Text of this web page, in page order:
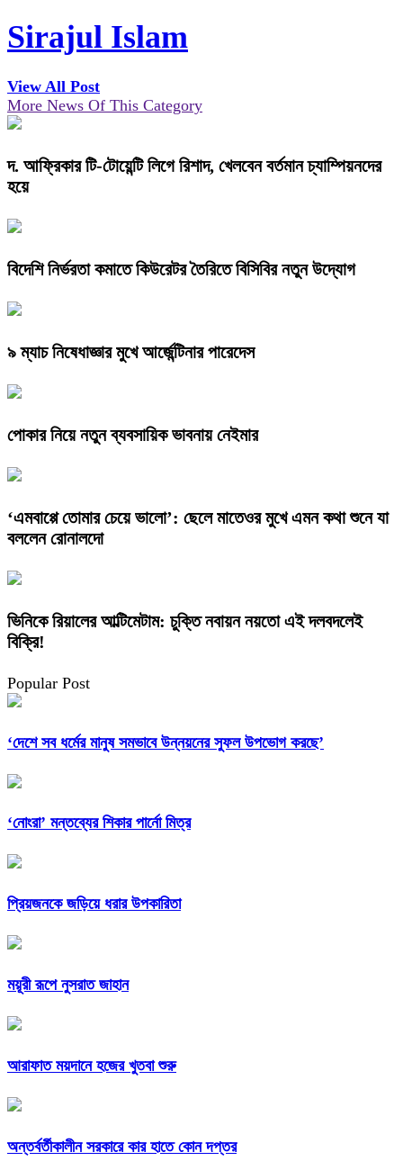
Sirajul Islam
View All Post
More News Of This Category
দ. আফ্রিকার টি-টোয়েন্টি লিগে রিশাদ, খেলবেন বর্তমান চ্যাম্পিয়নদের
হয়ে
বিদেশি নির্ভরতা কমাতে কিউরেটর তৈরিতে বিসিবির নতুন উদ্যোগ
৯ ম্যাচ নিষেধাজ্ঞার মুখে আর্জেন্টিনার পারেদেস
পোকার নিয়ে নতুন ব্যবসায়িক ভাবনায় নেইমার
‘এমবাপ্পে তোমার চেয়ে ভালো’: ছেলে মাতেওর মুখে এমন কথা শুনে যা
বললেন রোনালদো
ভিনিকে রিয়ালের আল্টিমেটাম: চুক্তি নবায়ন নয়তো এই দলবদলেই
বিক্রি!
Popular Post
‘দেশে সব ধর্মের মানুষ সমভাবে উন্নয়নের সুফল উপভোগ করছে’
‘নোংরা’ মন্তব্যের শিকার পার্নো মিত্র
প্রিয়জনকে জড়িয়ে ধরার উপকারিতা
ময়ূরী রূপে নুসরাত জাহান
আরাফাত ময়দানে হজের খুতবা শুরু
অন্তর্বর্তীকালীন সরকারে কার হাতে কোন দপ্তর